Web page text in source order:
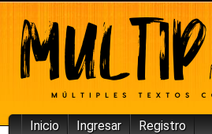
Inicio Ingresar Registro